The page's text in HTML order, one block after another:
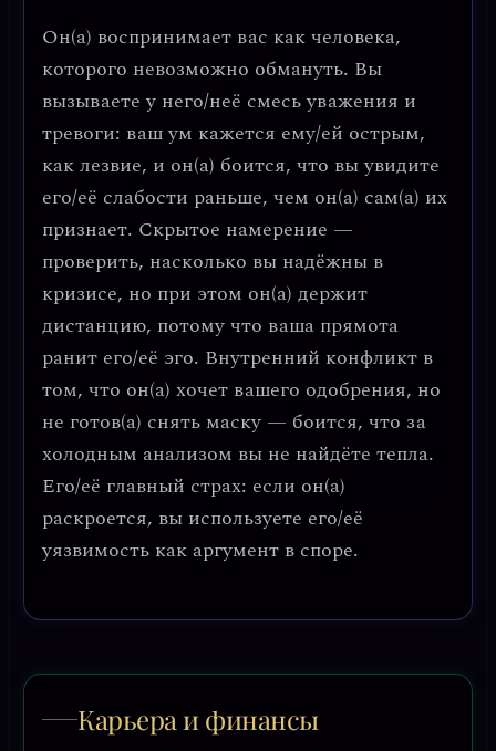
Он(а) воспринимает вас как человека,
которого невозможно обмануть. Вы
вызываете у него/неё смесь уважения и
тревоги: ваш ум кажется ему/ей острым,
как лезвие, и он(а) боится, что вы увидите
его/её слабости раньше, чем он(а) сам(а) их
признает. Скрытое намерение —
проверить, насколько вы надёжны в
кризисе, но при этом он(а) держит
дистанцию, потому что ваша прямота
ранит его/её эго. Внутренний конфликт в
том, что он(а) хочет вашего одобрения, но
не готов(а) снять маску — боится, что за
холодным анализом вы не найдёте тепла.
Его/её главный страх: если он(а)
раскроется, вы используете его/её
уязвимость как аргумент в споре.
Карьера и финансы